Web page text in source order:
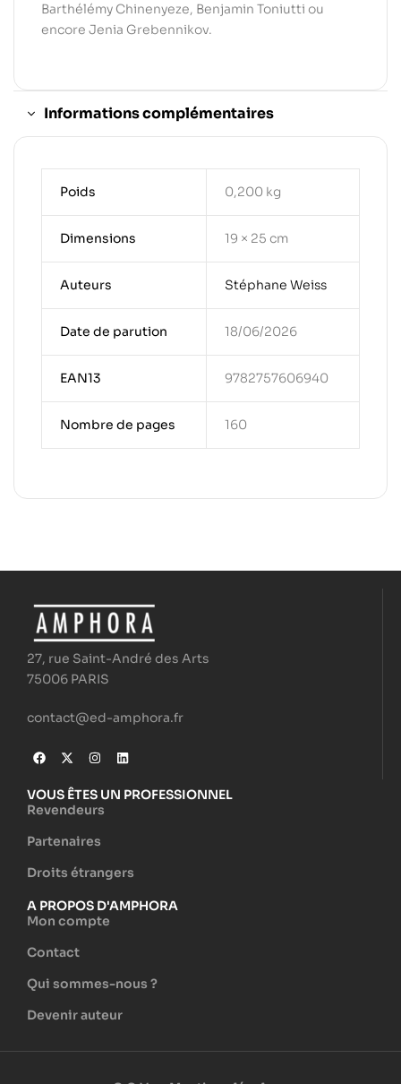
Barthélémy Chinenyeze, Benjamin Toniutti ou
encore Jenia Grebennikov.
Informations complémentaires
Poids 0,200 kg
Dimensions 19 × 25 cm
Auteurs Stéphane Weiss
Date de parution 18/06/2026
EAN13 9782757606940
Nombre de pages 160
27, rue Saint-André des Arts
75006 PARIS
contact@ed-amphora.fr
VOUS ÊTES UN PROFESSIONNEL
Revendeurs
Partenaires
Droits étrangers
A PROPOS D'AMPHORA
Mon compte
Contact
Qui sommes-nous ?
Devenir auteur